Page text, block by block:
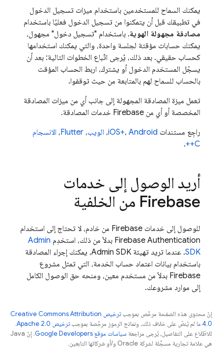
يمكنك السماح للمستخدمين باستخدام ميزات تسجيل الدخول
في تطبيقك قبل أن يتمكنوا من تسجيل الدخول فعليًا باستخدام
مصادقة مجهولة الهوية. باستخدام "تسجيل دخول" مجهول،
يمكنك حسابات مؤقتة لجلسة واحدة، والتي يمكنك استخدامها
كحساب حقيقي. بعد ذلك، يُرجى اتّباع الخطوات التالية: بعد أن
يسجّل المستخدم الدخول أو يشترك، اربط الحساب المؤقت
بالحساب للسماح لهم بالمتابعة من حيث توقفوا.
تعمل ميزة المصادقة المجهولة إلى جانب أي من ميزات المصادقة
المخصصة أو أي من Firebase خدمات المصادقة.
راجِع مستندات
iOS+، Android ، الويب، Flutter، الانسجام
C++
.
أريد الوصول إلى خدمات
Firebase من الخلفية
للوصول إلى خدمات Firebase من خادم، لا تحتاج إلى استخدام
Firebase Authentication بدلاً من ذلك، استخدِم Admin
SDK. عندما تريد تهيئة Admin SDK، يمكنك إجراء المصادقة
باستخدام بيانات اعتماد حساب الخدمة، التي تمثل مشروع
Firebase بدلاً من مستخدم معين، ومنحه حق الوصول الكامل
إلى موارد مشروعك.
إنّ محتوى هذه الصفحة مرخّص بموجب
ترخيص Creative Commons Attribution
4.0‏ ما لم يُنصّ على خلاف ذلك، ونماذج الرموز مرخّصة بموجبترخيص Apache 2.0‏
.
للاطّلاع على التفاصيل، يُرجى مراجعة سياسات موقع Google Developers‏
. إنّ Java
هي علامة تجارية مسجَّلة لشركة Oracle و/أو شركائها التابعين.